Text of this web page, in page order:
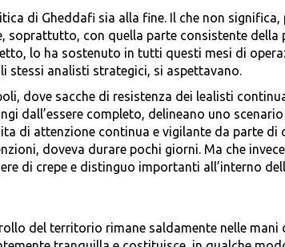
di Gheddafi sia alla fine. Il che non
soprattutto, con quella parte consistente della
lo ha sostenuto in tutti questi mesi di
stessi analisti strategici, si aspettavano.
dove sacche di resistenza dei lealisti
dall’essere completo, delineano uno
di attenzione continua e vigilante da parte di
doveva durare pochi giorni. Ma che
di crepe e distinguo importanti all’interno
del territorio rimane saldamente nelle mani